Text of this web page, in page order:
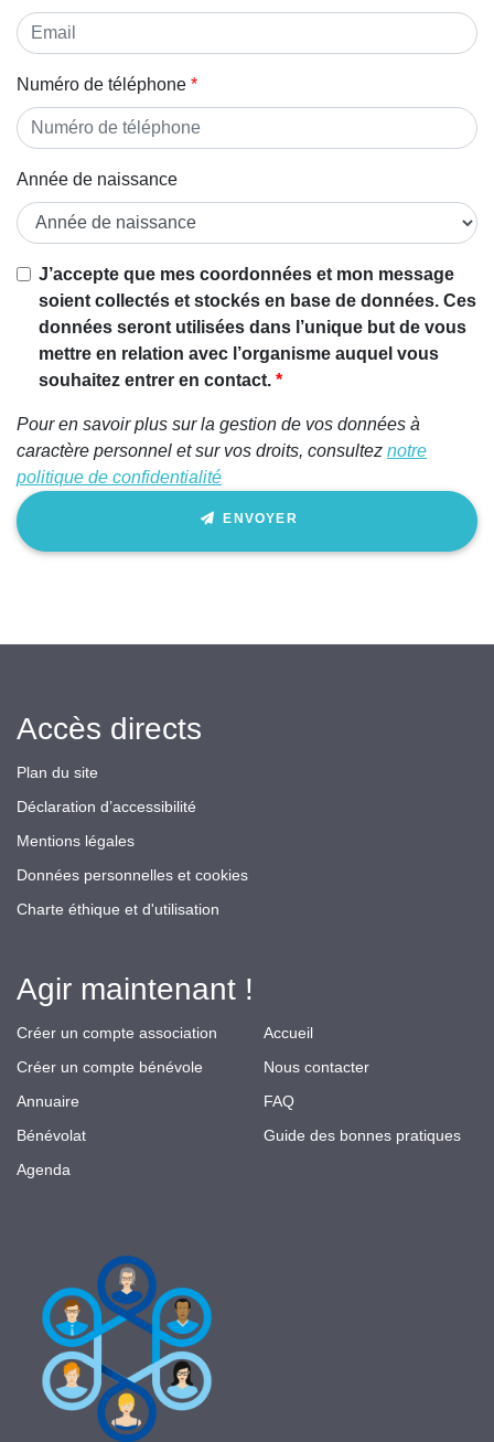
Numéro de téléphone
Année de naissance
J’accepte que mes coordonnées et mon message
soient collectés et stockés en base de données. Ces
données seront utilisées dans l’unique but de vous
mettre en relation avec l’organisme auquel vous
souhaitez entrer en contact.
Pour en savoir plus sur la gestion de vos données à
caractère personnel et sur vos droits, consultez notre
politique de confidentialité
ENVOYER
Accès directs
Plan du site
Déclaration d’accessibilité
Mentions légales
Données personnelles et cookies
Charte éthique et d'utilisation
Agir maintenant !
Créer un compte association
Créer un compte bénévole
Annuaire
Bénévolat
Agenda
Accueil
Nous contacter
FAQ
Guide des bonnes pratiques